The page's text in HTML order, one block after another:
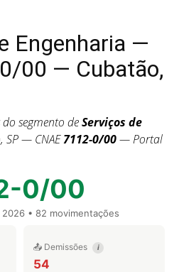
Engenharia —
00 — Cubatão,
segmento deServiços de
SP — CNAE7112-0/00— Portal
0/00
2026 • 82 movimentações
📤 Demissões i
54